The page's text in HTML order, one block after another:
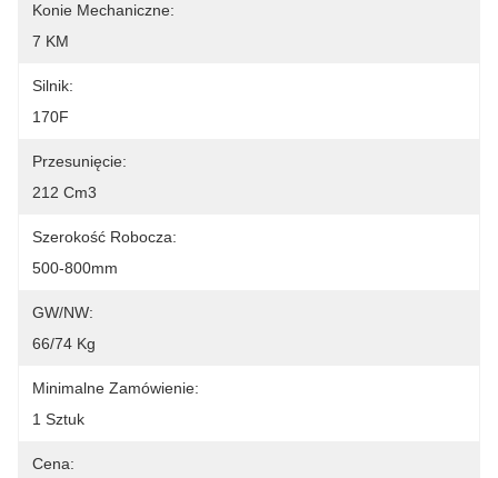
Konie Mechaniczne:
7 KM
Silnik:
170F
Przesunięcie:
212 Cm3
Szerokość Robocza:
500-800mm
GW/NW:
66/74 Kg
Minimalne Zamówienie:
1 Sztuk
Cena: